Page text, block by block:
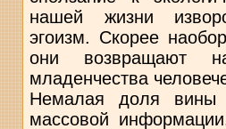
нашей жизни
эгоизм. Скорее
они возвращают
младенчества
Немалая доля вины
массовой